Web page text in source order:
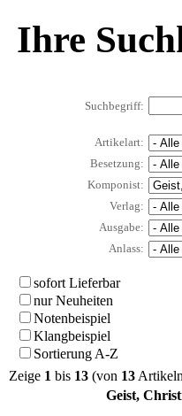
Ihre
Suchbegriff:
Artikelart:
Besetzung:
Komponist:
Verlag:
Ausgabe:
Anlass:
sofort Lieferbar
nur Neuheiten
Notenbeispiel
Klangbeispiel
Sortierung A-Z
Zeige 1 bis 13 (von 13
Geist,